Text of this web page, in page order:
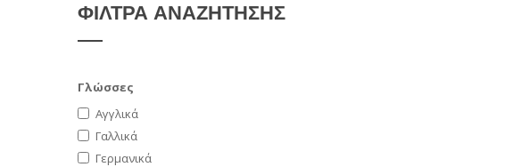
ΦΙΛΤΡΑ ΑΝΑΖΗΤΗΣΗΣ
Γλώσσες
Αγγλικά
Γαλλικά
Γερμανικά